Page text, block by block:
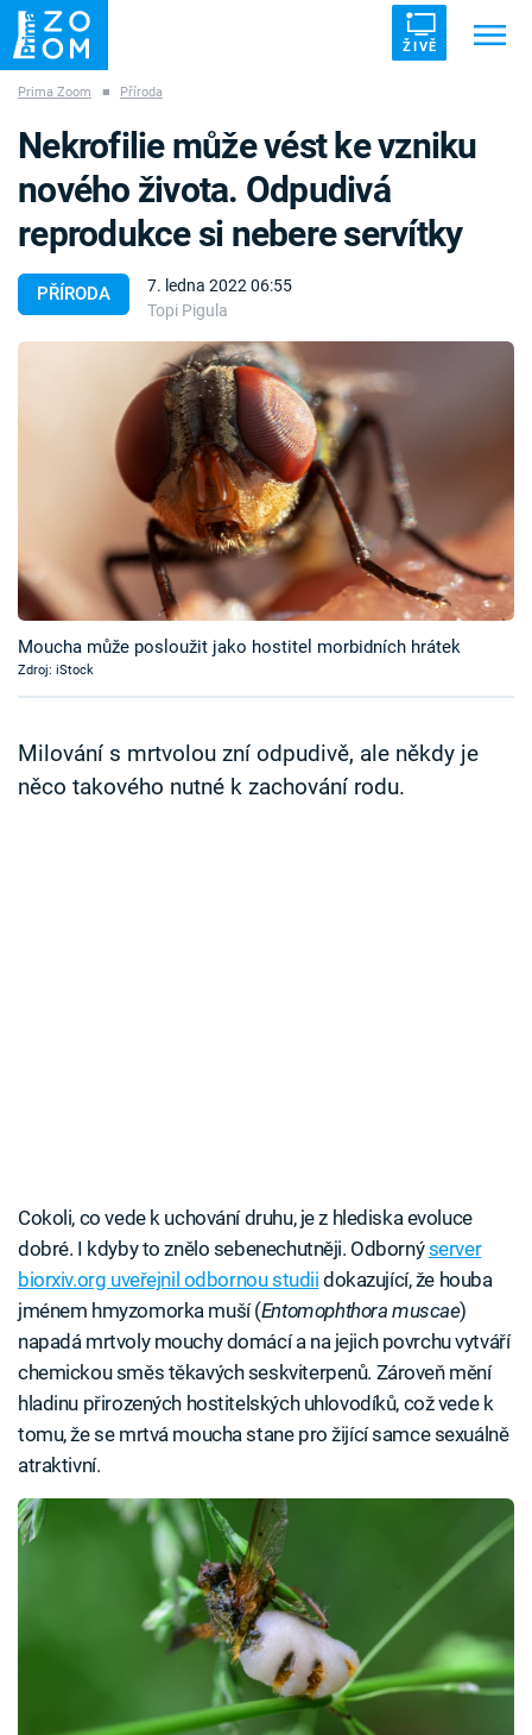
ŽIVĚ
ZÁHADY VETŘELCI DÁVNOVĚKU
Témata
TV Program
Časopis
Sledujte prima+
Sledujte nás
Prima Zoom ■ Příroda
PŘÍRODA
7. ledna 2022 06:55
Topi Pigula
Nekrofilie může vést ke vzniku
nového života. Odpudivá
reprodukce si nebere servítky
Moucha může posloužit jako hostitel morbidních hrátek
Zdroj: iStock
Milování s mrtvolou zní odpudivě, ale někdy je
něco takového nutné k zachování rodu.
Cokoli, co vede k uchování druhu, je z hlediska evoluce
dobré. I kdyby to znělo sebenechutněji. Odbornýserver
biorxiv.org uveřejnil odbornou studii dokazující, že houba
jménem hmyzomorka muší (Entomophthora muscae)
napadá mrtvoly mouchy domácí a na jejich povrchu vytváří
chemickou směs těkavých seskviterpenů. Zároveň mění
hladinu přirozených hostitelských uhlovodíků, což vede k
tomu, že se mrtvá moucha stane pro žijící samce sexuálně
atraktivní.